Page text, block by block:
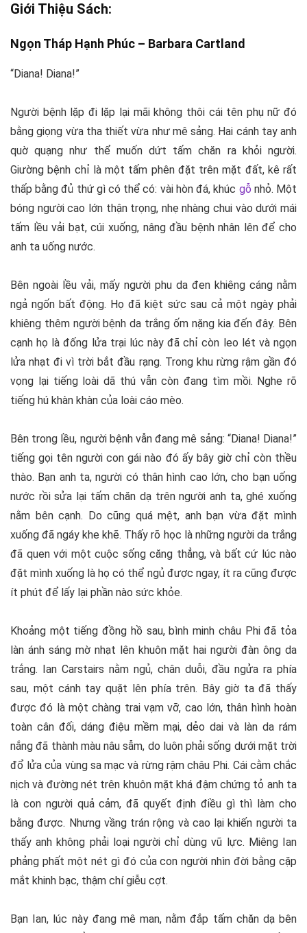
Giới Thiệu Sách:
Ngọn Tháp Hạnh Phúc – Barbara Cartland
“Diana! Diana!”
Người bệnh lặp đi lặp lại mãi không thôi cái tên phụ nữ đó
bằng giọng vừa tha thiết vừa như mê sảng. Hai cánh tay anh
quờ quạng như thể muốn dứt tấm chăn ra khỏi người.
Giường bệnh chỉ là một tấm phên đặt trên mặt đất, kê rất
thấp bằng đủ thứ gì có thể có: vài hòn đá, khúc gỗ nhỏ. Một
bóng người cao lớn thận trọng, nhẹ nhàng chui vào dưới mái
tấm lều vải bạt, cúi xuống, nâng đầu bệnh nhân lên để cho
anh ta uống nước.
Bên ngoài lều vải, mấy người phu da đen khiêng cáng nằm
ngả ngốn bất động. Họ đã kiệt sức sau cả một ngày phải
khiêng thêm người bệnh da trắng ốm nặng kia đến đây. Bên
cạnh họ là đống lửa trại lúc này đã chỉ còn leo lét và ngọn
lửa nhạt đi vì trời bắt đầu rạng. Trong khu rừng rậm gần đó
vọng lại tiếng loài dã thú vẫn còn đang tìm mồi. Nghe rõ
tiếng hú khàn khàn của loài cáo mèo.
Bên trong lều, người bệnh vẫn đang mê sảng: “Diana! Diana!”
tiếng gọi tên người con gái nào đó ấy bây giờ chỉ còn thều
thào. Bạn anh ta, người có thân hình cao lớn, cho bạn uống
nước rồi sửa lại tấm chăn dạ trên người anh ta, ghé xuống
nằm bên cạnh. Do cũng quá mệt, anh bạn vừa đặt mình
xuống đã ngáy khe khẽ. Thấy rõ học là những người da trắng
đã quen với một cuộc sống căng thẳng, và bất cứ lúc nào
đặt mình xuống là họ có thể ngủ được ngay, ít ra cũng được
ít phút để lấy lại phần nào sức khỏe.
Khoảng một tiếng đồng hồ sau, bình minh châu Phi đã tỏa
làn ánh sáng mờ nhạt lên khuôn mặt hai người đàn ông da
trắng. Ian Carstairs nằm ngủ, chân duỗi, đầu ngửa ra phía
sau, một cánh tay quặt lên phía trên. Bây giờ ta đã thấy
được đó là một chàng trai vạm vỡ, cao lớn, thân hình hoàn
toàn cân đối, dáng điệu mềm mại, dẻo dai và làn da rám
nắng đã thành màu nâu sẫm, do luôn phải sống dưới mặt trời
đổ lửa của vùng sa mạc và rừng rậm châu Phi. Cái cằm chắc
nịch và đường nét trên khuôn mặt khá đậm chứng tỏ anh ta
là con người quả cảm, đã quyết định điều gì thì làm cho
bằng được. Nhưng vầng trán rộng và cao lại khiến người ta
thấy anh không phải loại người chỉ dùng vũ lực. Miêng Ian
phảng phất một nét gì đó của con người nhìn đời bằng cặp
mắt khinh bạc, thậm chí giễu cợt.
Bạn Ian, lúc này đang mê man, nằm đắp tấm chăn dạ bên